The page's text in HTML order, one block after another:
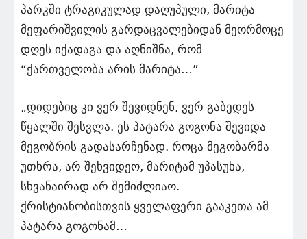
პარკში ტრაგიკულად დაღუპული, მარიტა
მეფარიშვილის გარდაცვალებიდან მეორმოცე
დღეს იქადაგა და აღნიშნა, რომ
“ქართველობა არის მარიტა…”
„დიდებიც კი ვერ შევიდნენ, ვერ გაბედეს
წყალში შესვლა. ეს პატარა გოგონა შევიდა
მეგობრის გადასარჩენად. როცა მეგობარმა
უთხრა, არ შეხვიდეო, მარიტამ უპასუხა,
სხვანაირად არ შემიძლიაო.
ქრისტიანობისთვის ყველაფერი გააკეთა ამ
პატარა გოგონამ…